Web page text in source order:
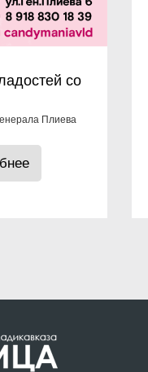
со
Плиева